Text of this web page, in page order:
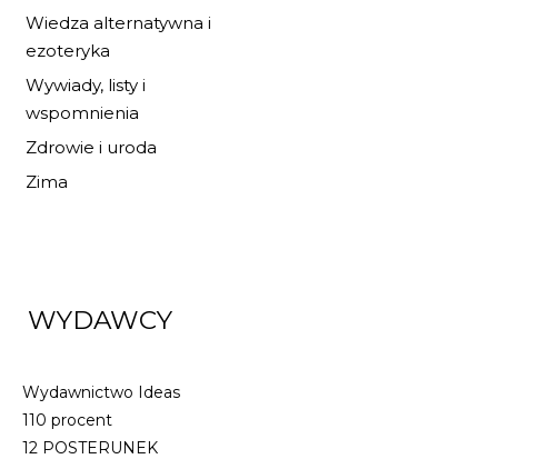
Wiedza alternatywna i
ezoteryka
Wywiady, listy i
wspomnienia
Zdrowie i uroda
Zima
WYDAWCY
Wydawnictwo Ideas
110 procent
12 POSTERUNEK